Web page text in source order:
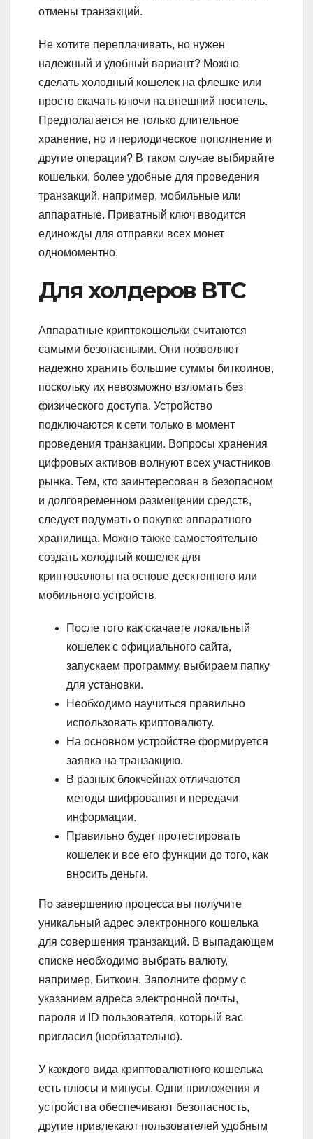
отмены транзакций.
Не хотите переплачивать, но нужен
надежный и удобный вариант? Можно
сделать холодный кошелек на флешке или
просто скачать ключи на внешний носитель.
Предполагается не только длительное
хранение, но и периодическое пополнение и
другие операции? В таком случае выбирайте
кошельки, более удобные для проведения
транзакций, например, мобильные или
аппаратные. Приватный ключ вводится
единожды для отправки всех монет
одномоментно.
Для холдеров BTC
Аппаратные криптокошельки считаются
самыми безопасными. Они позволяют
надежно хранить большие суммы биткоинов,
поскольку их невозможно взломать без
физического доступа. Устройство
подключаются к сети только в момент
проведения транзакции. Вопросы хранения
цифровых активов волнуют всех участников
рынка. Тем, кто заинтересован в безопасном
и долговременном размещении средств,
следует подумать о покупке аппаратного
хранилища. Можно также самостоятельно
создать холодный кошелек для
криптовалюты на основе десктопного или
мобильного устройств.
После того как скачаете локальный
кошелек с официального сайта,
запускаем программу, выбираем папку
для установки.
Необходимо научиться правильно
использовать криптовалюту.
На основном устройстве формируется
заявка на транзакцию.
В разных блокчейнах отличаются
методы шифрования и передачи
информации.
Правильно будет протестировать
кошелек и все его функции до того, как
вносить деньги.
По завершению процесса вы получите
уникальный адрес электронного кошелька
для совершения транзакций. В выпадающем
списке необходимо выбрать валюту,
например, Биткоин. Заполните форму с
указанием адреса электронной почты,
пароля и ID пользователя, который вас
пригласил (необязательно).
У каждого вида криптовалютного кошелька
есть плюсы и минусы. Одни приложения и
устройства обеспечивают безопасность,
другие привлекают пользователей удобным